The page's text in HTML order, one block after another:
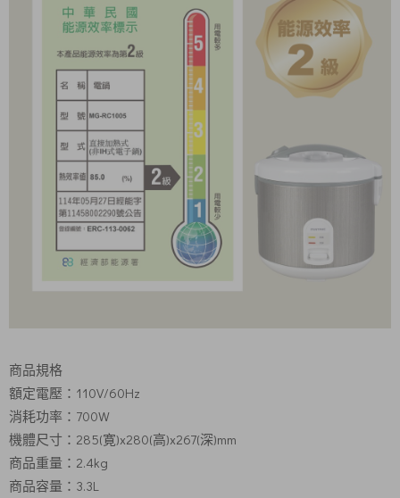
商品規格
額定電壓：110V/60Hz
消耗功率：700W
機體尺寸：285(寛)x280(高)x267(深)mm
商品重量：2.4kg
商品容量：3.3L